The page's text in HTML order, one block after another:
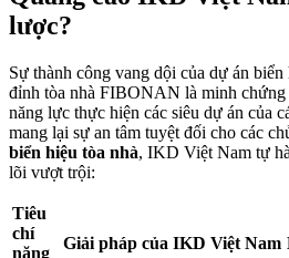
lược?
Sự thành công vang dội của dự án
đỉnh tòa nhà FIBONAN là minh chứng
năng lực thực hiện các siêu dự án của
mang lại sự an tâm tuyệt đối cho các
biển hiệu tòa nhà, IKD Việt Nam tự
lõi vượt trội:
Tiêu
chí
năng
Giải pháp của IKD Việt Nam